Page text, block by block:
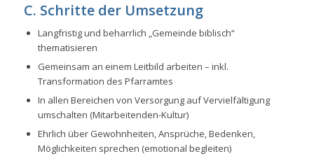
C. Schritte der Umsetzung
Langfristig und beharrlich „Gemeinde biblisch“
thematisieren
Gemeinsam an einem Leitbild arbeiten – inkl.
Transformation des Pfarramtes
In allen Bereichen von Versorgung auf Vervielfältigung
umschalten (Mitarbeitenden-Kultur)
Ehrlich über Gewohnheiten, Ansprüche, Bedenken,
Möglichkeiten sprechen (emotional begleiten)